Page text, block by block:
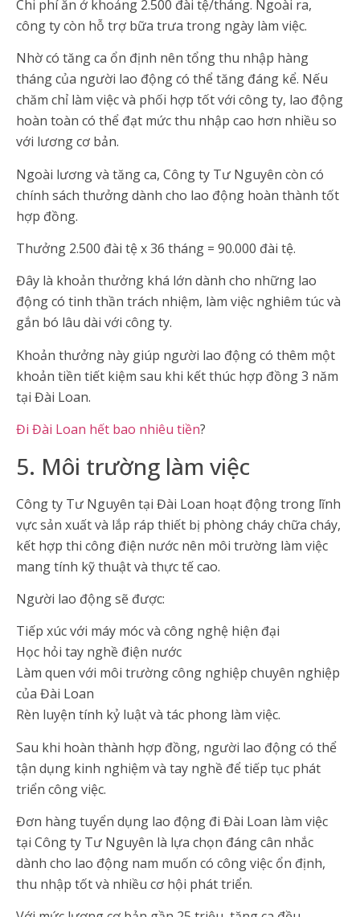
Chi phí ăn ở khoảng 2.500 đài tệ/tháng. Ngoài ra,
công ty còn hỗ trợ bữa trưa trong ngày làm việc.
Nhờ có tăng ca ổn định nên tổng thu nhập hàng
tháng của người lao động có thể tăng đáng kể. Nếu
chăm chỉ làm việc và phối hợp tốt với công ty, lao động
hoàn toàn có thể đạt mức thu nhập cao hơn nhiều so
với lương cơ bản.
Ngoài lương và tăng ca, Công ty Tư Nguyên còn có
chính sách thưởng dành cho lao động hoàn thành tốt
hợp đồng.
Thưởng 2.500 đài tệ x 36 tháng = 90.000 đài tệ.
Đây là khoản thưởng khá lớn dành cho những lao
động có tinh thần trách nhiệm, làm việc nghiêm túc và
gắn bó lâu dài với công ty.
Khoản thưởng này giúp người lao động có thêm một
khoản tiền tiết kiệm sau khi kết thúc hợp đồng 3 năm
tại Đài Loan.
Đi Đài Loan hết bao nhiêu tiền?
5. Môi trường làm việc
Công ty Tư Nguyên tại Đài Loan hoạt động trong lĩnh
vực sản xuất và lắp ráp thiết bị phòng cháy chữa cháy,
kết hợp thi công điện nước nên môi trường làm việc
mang tính kỹ thuật và thực tế cao.
Người lao động sẽ được:
Tiếp xúc với máy móc và công nghệ hiện đại
Học hỏi tay nghề điện nước
Làm quen với môi trường công nghiệp chuyên nghiệp
của Đài Loan
Rèn luyện tính kỷ luật và tác phong làm việc.
Sau khi hoàn thành hợp đồng, người lao động có thể
tận dụng kinh nghiệm và tay nghề để tiếp tục phát
triển công việc.
Đơn hàng tuyển dụng lao động đi Đài Loan làm việc
tại Công ty Tư Nguyên là lựa chọn đáng cân nhắc
dành cho lao động nam muốn có công việc ổn định,
thu nhập tốt và nhiều cơ hội phát triển.